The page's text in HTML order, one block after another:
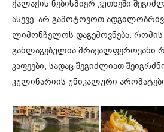
ქალაქის ნებისმიერ კუთხეში
ასევე, არ გამოტოვოთ
ლიმონჩელოს დაგემოვნება. რომის
განლაგებულია მრავალფეროვანი
კაფეები, სადაც შეგიძლიათ
კულინარიის უნიკალური